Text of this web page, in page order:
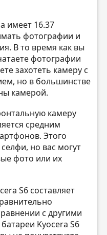
имеет 16.37
фотографии и
В то время как вы
фотографии
захотеть камеру с
но в большинстве
камерой.
камеру
средним
Этого
но вас могут
фото или их
S6 составляет
с другими
Kyocera S6